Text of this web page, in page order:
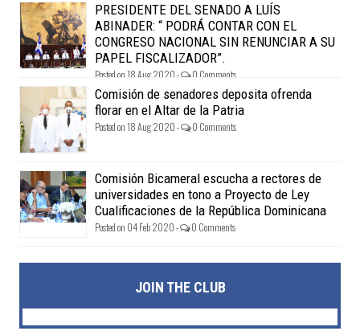
PRESIDENTE DEL SENADO A LUÍS
ABINADER: “ PODRÁ CONTAR CON EL
CONGRESO NACIONAL SIN RENUNCIAR A SU
PAPEL FISCALIZADOR”.
Posted on 18 Aug 2020 - 0 Comments
Comisión de senadores deposita ofrenda
florar en el Altar de la Patria
Posted on 18 Aug 2020 - 0 Comments
Comisión Bicameral escucha a rectores de
universidades en tono a Proyecto de Ley
Cualificaciones de la República Dominicana
Posted on 04 Feb 2020 - 0 Comments
JOIN THE CLUB